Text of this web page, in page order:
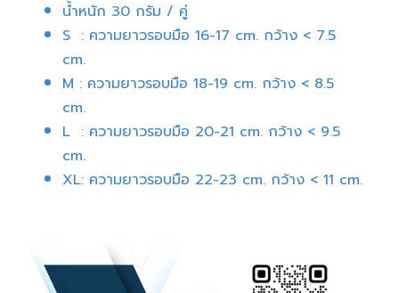
น้ำหนัก 30 กรัม / คู่
S : ความยาวรอบมือ 16-17 cm. กว้าง < 7.5
cm.
M : ความยาวรอบมือ 18-19 cm. กว้าง < 8.5
cm.
L : ความยาวรอบมือ 20-21 cm. กว้าง < 9.5
cm.
XL: ความยาวรอบมือ 22-23 cm. กว้าง < 11 cm.